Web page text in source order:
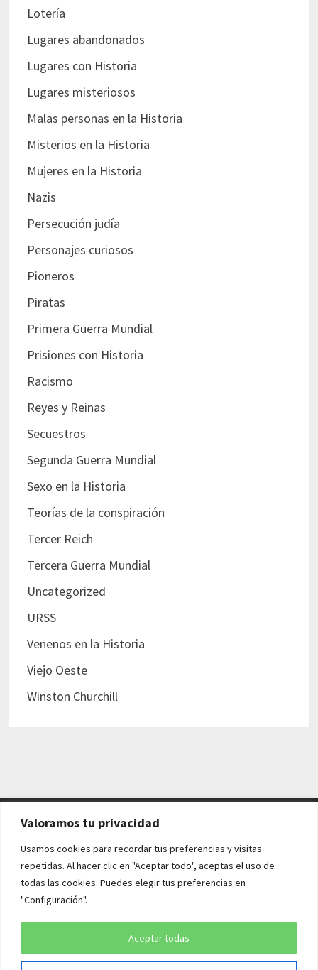
Valoramos tu privacidad
Usamos cookies para recordar tus preferencias y visitas
repetidas. Al hacer clic en "Aceptar todo", aceptas el uso de
todas las cookies. Puedes elegir tus preferencias en
"Configuración".
Aceptar todas
Lotería
Lugares abandonados
Lugares con Historia
Lugares misteriosos
Malas personas en la Historia
Misterios en la Historia
Mujeres en la Historia
Nazis
Persecución judía
Personajes curiosos
Pioneros
Piratas
Primera Guerra Mundial
Prisiones con Historia
Racismo
Reyes y Reinas
Secuestros
Segunda Guerra Mundial
Sexo en la Historia
Teorías de la conspiración
Tercer Reich
Tercera Guerra Mundial
Uncategorized
URSS
Venenos en la Historia
Viejo Oeste
Winston Churchill
AVISO LEGAL Y POLÍTICAS
Aviso legal
Política de cookies